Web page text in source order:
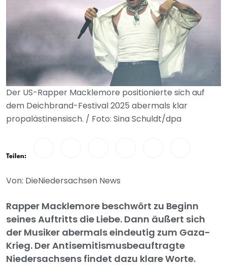
Der US-Rapper Macklemore positionierte sich auf
dem Deichbrand-Festival 2025 abermals klar
propalästinensisch. / Foto: Sina Schuldt/dpa
Teilen:
Von: DieNiedersachsen News
Rapper Macklemore beschwört zu Beginn
seines Auftritts die Liebe. Dann äußert sich
der Musiker abermals eindeutig zum Gaza-
Krieg. Der Antisemitismusbeauftragte
Niedersachsens findet dazu klare Worte.